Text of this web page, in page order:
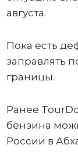
августа.
Пока есть
заправлять
границы.
Ранее
бензина
России в